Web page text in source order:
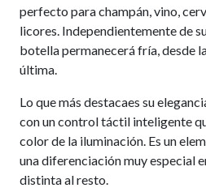
perfecto para champán, vino,
licores. Independientemente de
botella permanecerá fría, desde
última.
Lo que más destacaes su
con un control táctil inteligente
color de la iluminación. Es un
una diferenciación muy especial
distinta al resto.